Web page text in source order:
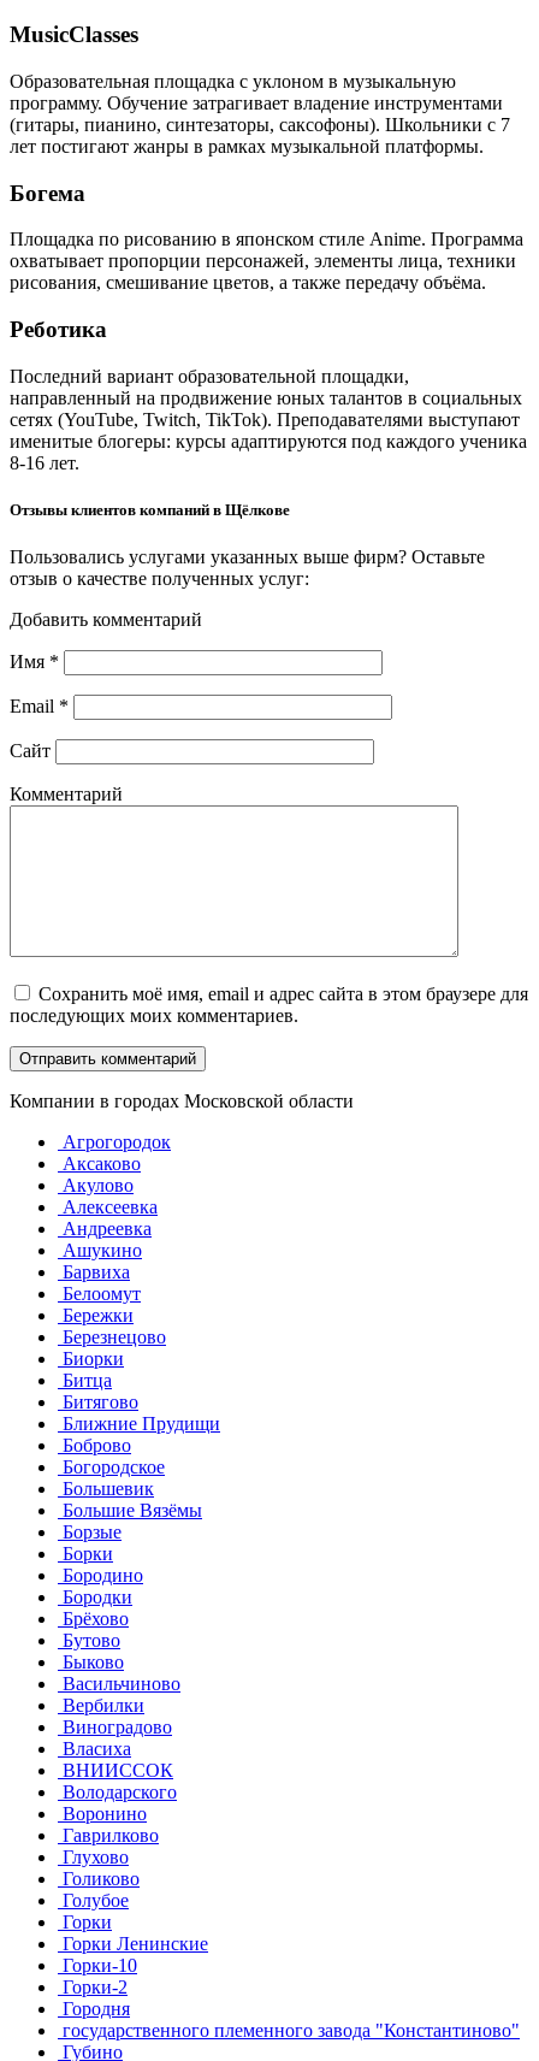
MusicClasses
Образовательная площадка с уклоном в музыкальную
программу. Обучение затрагивает владение инструментами
(гитары, пианино, синтезаторы, саксофоны). Школьники с 7
лет постигают жанры в рамках музыкальной платформы.
Богема
Площадка по рисованию в японском стиле Anime. Программа
охватывает пропорции персонажей, элементы лица, техники
рисования, смешивание цветов, а также передачу объёма.
Реботика
Последний вариант образовательной площадки,
направленный на продвижение юных талантов в социальных
сетях (YouTube, Twitch, TikTok). Преподавателями выступают
именитые блогеры: курсы адаптируются под каждого ученика
8-16 лет.
Отзывы клиентов компаний в Щёлкове
Пользовались услугами указанных выше фирм? Оставьте
отзыв о качестве полученных услуг:
Добавить комментарий
Имя *
Email *
Сайт
Комментарий
Сохранить моё имя, email и адрес сайта в этом браузере для
последующих моих комментариев.
Компании в городах Московской области
Агрогородок
Аксаково
Акулово
Алексеевка
Андреевка
Ашукино
Барвиха
Белоомут
Бережки
Березнецово
Биорки
Битца
Битягово
Ближние Прудищи
Боброво
Богородское
Большевик
Большие Вязёмы
Борзые
Борки
Бородино
Бородки
Брёхово
Бутово
Быково
Васильчиново
Вербилки
Виноградово
Власиха
ВНИИССОК
Володарского
Воронино
Гаврилково
Глухово
Голиково
Голубое
Горки
Горки Ленинские
Горки-10
Горки-2
Городня
государственного племенного завода "Константиново"
Губино